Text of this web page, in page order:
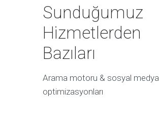
Sunduğumuz
Hizmetlerden
Bazıları
Arama motoru & sosyal medya
optimizasyonları